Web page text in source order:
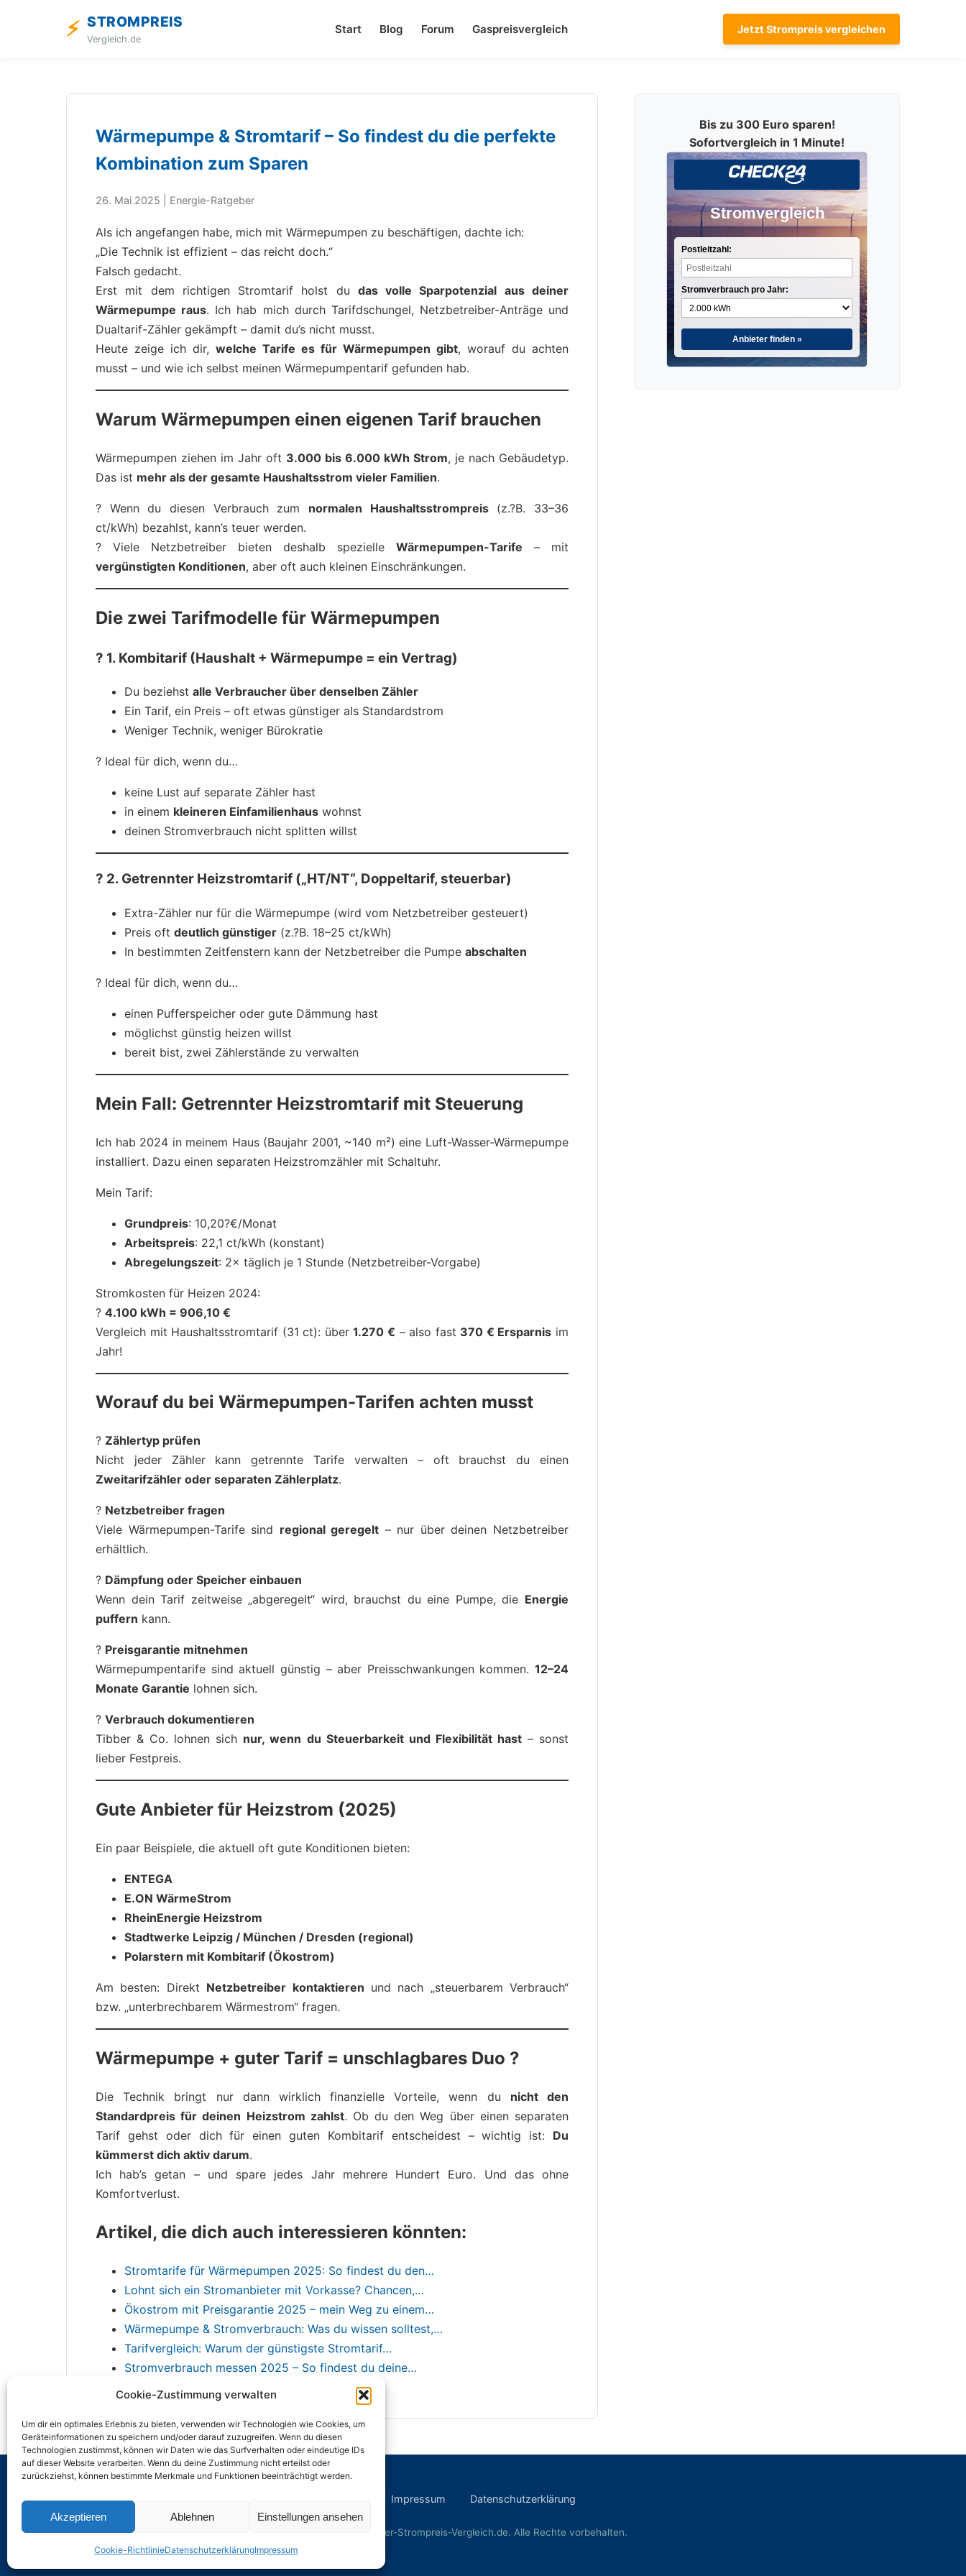
Cookie-Zustimmung verwalten
Um dir ein optimales Erlebnis zu bieten, verwenden wir Technologien wie Cookies, um
Geräteinformationen zu speichern und/oder darauf zuzugreifen. Wenn du diesen
Technologien zustimmst, können wir Daten wie das Surfverhalten oder eindeutige IDs
auf dieser Website verarbeiten. Wenn du deine Zustimmung nicht erteilst oder
zurückziehst, können bestimmte Merkmale und Funktionen beeinträchtigt werden.
Akzeptieren Ablehnen Einstellungen ansehen
Cookie-RichtlinieDatenschutzerklärungImpressum
⚡ STROMPREIS
Vergleich.de
Start Blog Forum Gaspreisvergleich Jetzt Strompreis vergleichen
Wärmepumpe & Stromtarif – So findest du die perfekte
Kombination zum Sparen
26. Mai 2025 | Energie-Ratgeber
Als ich angefangen habe, mich mit Wärmepumpen zu beschäftigen, dachte ich:
„Die Technik ist effizient – das reicht doch.“
Falsch gedacht.
Erst mit dem richtigen Stromtarif holst du das volle Sparpotenzial aus deiner
Wärmepumpe raus. Ich hab mich durch Tarifdschungel, Netzbetreiber-Anträge und
Dualtarif-Zähler gekämpft – damit du’s nicht musst.
Heute zeige ich dir, welche Tarife es für Wärmepumpen gibt, worauf du achten
musst – und wie ich selbst meinen Wärmepumpentarif gefunden hab.
Warum Wärmepumpen einen eigenen Tarif brauchen
Wärmepumpen ziehen im Jahr oft 3.000 bis 6.000 kWh Strom, je nach Gebäudetyp.
Das ist mehr als der gesamte Haushaltsstrom vieler Familien.
? Wenn du diesen Verbrauch zum normalen Haushaltsstrompreis(z.?B. 33–36
ct/kWh) bezahlst, kann’s teuer werden.
? Viele Netzbetreiber bieten deshalb spezielle Wärmepumpen-Tarife – mit
vergünstigten Konditionen, aber oft auch kleinen Einschränkungen.
Die zwei Tarifmodelle für Wärmepumpen
? 1. Kombitarif (Haushalt + Wärmepumpe = ein Vertrag)
Du beziehst alle Verbraucher über denselben Zähler
Ein Tarif, ein Preis – oft etwas günstiger als Standardstrom
Weniger Technik, weniger Bürokratie
? Ideal für dich, wenn du…
keine Lust auf separate Zähler hast
in einem kleineren Einfamilienhaus wohnst
deinen Stromverbrauch nicht splitten willst
? 2. Getrennter Heizstromtarif („HT/NT“, Doppeltarif, steuerbar)
Extra-Zähler nur für die Wärmepumpe (wird vom Netzbetreiber gesteuert)
Preis oft deutlich günstiger (z.?B. 18–25 ct/kWh)
In bestimmten Zeitfenstern kann der Netzbetreiber die Pumpe abschalten
? Ideal für dich, wenn du…
einen Pufferspeicher oder gute Dämmung hast
möglichst günstig heizen willst
bereit bist, zwei Zählerstände zu verwalten
Mein Fall: Getrennter Heizstromtarif mit Steuerung
Ich hab 2024 in meinem Haus (Baujahr 2001, ~140 m²) eine Luft-Wasser-Wärmepumpe
installiert. Dazu einen separaten Heizstromzähler mit Schaltuhr.
Mein Tarif:
Grundpreis: 10,20?€/Monat
Arbeitspreis: 22,1 ct/kWh (konstant)
Abregelungszeit: 2× täglich je 1 Stunde (Netzbetreiber-Vorgabe)
Stromkosten für Heizen 2024:
? 4.100 kWh = 906,10 €
Vergleich mit Haushaltsstromtarif (31 ct): über1.270 € – also fast 370 € Ersparnis im
Jahr!
Worauf du bei Wärmepumpen-Tarifen achten musst
? Zählertyp prüfen
Nicht jeder Zähler kann getrennte Tarife verwalten – oft brauchst du einen
Zweitarifzähler oder separaten Zählerplatz.
? Netzbetreiber fragen
Viele Wärmepumpen-Tarife sind regional geregelt – nur über deinen Netzbetreiber
erhältlich.
? Dämpfung oder Speicher einbauen
Wenn dein Tarif zeitweise „abgeregelt“ wird, brauchst du eine Pumpe, die Energie
puffern kann.
? Preisgarantie mitnehmen
Wärmepumpentarife sind aktuell günstig – aber Preisschwankungen kommen. 12–24
Monate Garantie lohnen sich.
? Verbrauch dokumentieren
Tibber & Co. lohnen sich nur, wenn du Steuerbarkeit und Flexibilität hast– sonst
lieber Festpreis.
Gute Anbieter für Heizstrom (2025)
Ein paar Beispiele, die aktuell oft gute Konditionen bieten:
ENTEGA
E.ON WärmeStrom
RheinEnergie Heizstrom
Stadtwerke Leipzig / München / Dresden (regional)
Polarstern mit Kombitarif (Ökostrom)
Am besten: Direkt Netzbetreiber kontaktieren und nach „steuerbarem Verbrauch“
bzw. „unterbrechbarem Wärmestrom“ fragen.
Wärmepumpe + guter Tarif = unschlagbares Duo ?
Die Technik bringt nur dann wirklich finanzielle Vorteile, wenn du nicht den
Standardpreis für deinen Heizstrom zahlst. Ob du den Weg über einen separaten
Tarif gehst oder dich für einen guten Kombitarif entscheidest – wichtig ist: Du
kümmerst dich aktiv darum.
Ich hab’s getan – und spare jedes Jahr mehrere Hundert Euro. Und das ohne
Komfortverlust.
Artikel, die dich auch interessieren könnten:
Stromtarife für Wärmepumpen 2025: So findest du den…
Lohnt sich ein Stromanbieter mit Vorkasse? Chancen,…
Ökostrom mit Preisgarantie 2025 – mein Weg zu einem…
Wärmepumpe & Stromverbrauch: Was du wissen solltest,…
Tarifvergleich: Warum der günstigste Stromtarif…
Stromverbrauch messen 2025 – So findest du deine…
Bis zu 300 Euro sparen!
Sofortvergleich in 1 Minute!
Stromvergleich
Postleitzahl:
Stromverbrauch pro Jahr:
Anbieter finden »
Impressum Datenschutzerklärung
© 2026 Der-Strompreis-Vergleich.de. Alle Rechte vorbehalten.